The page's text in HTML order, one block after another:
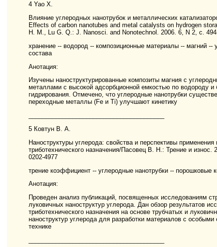
4 Yao X.
Влияние углеродных нанотрубок и металлических
Effects of carbon nanotubes and metal catalysts on hydrogen
H. M., Lu G. Q.: J. Nanosci. and Nonotechnol. 2006. 6, N 2, с.
хранение -- водород -- композиционные материалы -- магний
состава
Анотация:
Изучены наноструктурированные композиты магния с
металлами с высокой адсорбционной емкостью по водороду и
гидрирования. Отмечено, что углеродные нанотрубки
переходные металлы (Fe и Ti) улучшают кинетику
5 Ковтун В. А.
Наноструктуры углерода: свойства и перспективы
триботехнического назначения/Пасовец В. Н.: Трение и
0202-4977
трение коэффициент -- углеродные нанотрубки -- порошковые
Анотация:
Проведен анализ публикаций, посвященных исследованиям
луковичных наноструктур углерода. Дан обзор результатов
триботехнического назначения на основе трубчатых и
наноструктур углерода для разработки материалов с
технике